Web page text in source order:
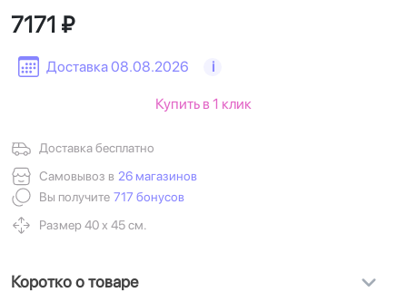
Доставка 08.08.2026 i
7171 ₽
Доставка бесплатно
Самовывоз в 26 магазинов
Вы получите 717 бонусов
Размер 40 х 45 см.
Купить в 1 клик
Коротко о товаре